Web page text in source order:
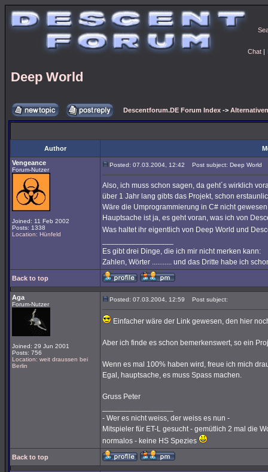
Chat |
Deep World
Descentforum.DE Forum Index ->
Author
Vengeance
Forum-Nutzer
Joined: 11 Feb 2002
Posts: 1338
Location: Hünfeld
Posted: 07.03.2004, 12:42 Post subject: Deep World
Also, ich muss schon sagen, da geht´s wirklich
über 1 Jahr lang gibts das Projekt, schon
Wäre die Umprogrammierung in C# nicht
Hauptsache ist ja, es geht voran, was ich von
Was haltet ihr eigentlich von Deep World und
Es gibt drei Dinge, die ich mir nicht merken kann:
Zahlen, Wörter ........... und das Dritte habe ich
Back to top
Aga
Forum-Nutzer
Joined: 29 Jun 2001
Posts: 756
Location: weit draussen bei
Berlin
Posted: 07.03.2004, 12:59 Post subject:
Einfacher wäre der Link gewesen, den hier
Aber ich finde es schon bemerkenswert, so ein
Wenn es mal 100% haben wird, freue ich mich
Egal, hauptsache, es muss Spass machen.
Gruss Peter
- Wer es nicht weiss, der weiss es nun -
Mitspieler für ET-L gesucht - gemütlich 2 mal die
normalos - keine HS Spezies
Back to top